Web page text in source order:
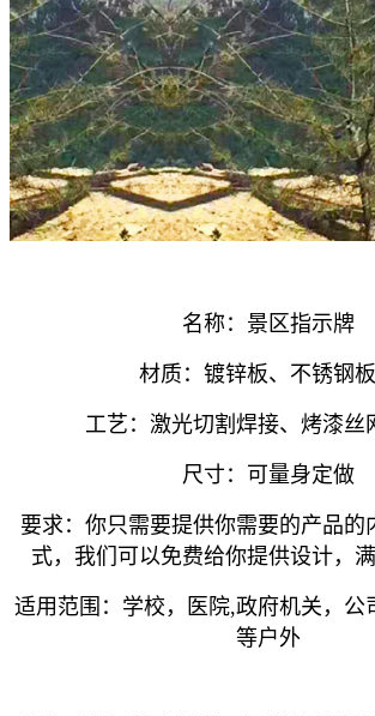
名称：景区指示牌
材质：镀锌板、不锈钢
工艺：激光切割焊接、烤漆丝
尺寸：可量身定做
要求：你只需要提供你需要的产品的
式，我们可以免费给你提供设计，满
适用范围：学校，医院,政府机关，公
等户外